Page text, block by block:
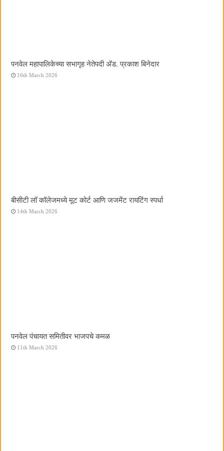
पनवेल महापालिकेच्या सभागृह नेतेपदी अ‍ॅड. प्रकाश बिनेदार
16th March 2026
बीसीटी लॉ कॉलेजमध्ये मूट कोर्ट आणि जजमेंट रायटिंग स्पर्धा
14th March 2026
पनवेल पंचायत समितीवर भाजपचे कमळ
11th March 2026